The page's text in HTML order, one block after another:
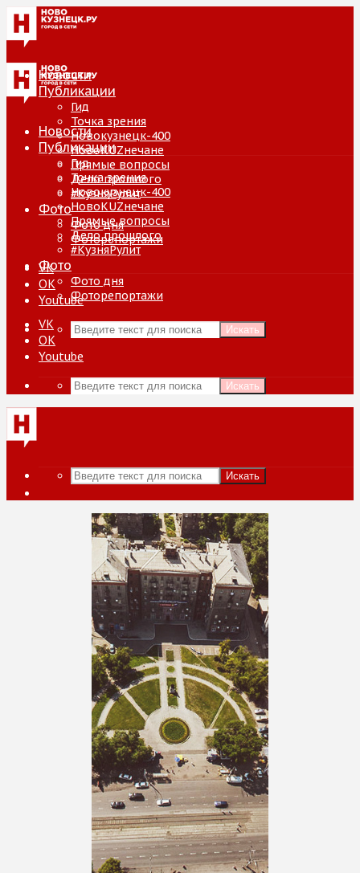
Новости
Публикации
Гид
Точка зрения
Новокузнецк-400
НовоKUZнечане
Прямые вопросы
Дело прошлого
#КузняРулит
Фото
Фото дня
Фоторепортажи
VK
ОК
Youtube
Искать
Новости
Публикации
Гид
Точка зрения
Новокузнецк-400
НовоKUZнечане
Прямые вопросы
Дело прошлого
#КузняРулит
Фото
Фото дня
Фоторепортажи
VK
ОК
Youtube
Искать
Искать